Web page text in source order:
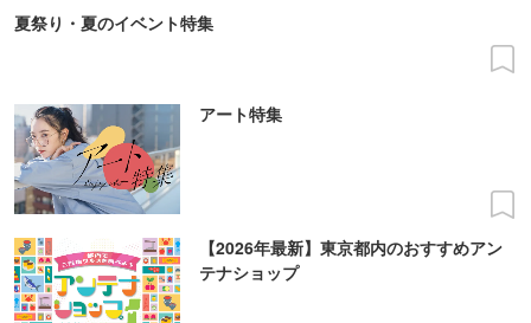
夏祭り・夏のイベント特集
アート特集
【2026年最新】東京都内のおすすめアン
テナショップ